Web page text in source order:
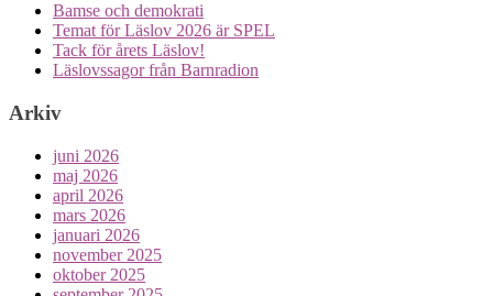
Bamse och demokrati
Temat för Läslov 2026 är SPEL
Tack för årets Läslov!
Läslovssagor från Barnradion
Arkiv
juni 2026
maj 2026
april 2026
mars 2026
januari 2026
november 2025
oktober 2025